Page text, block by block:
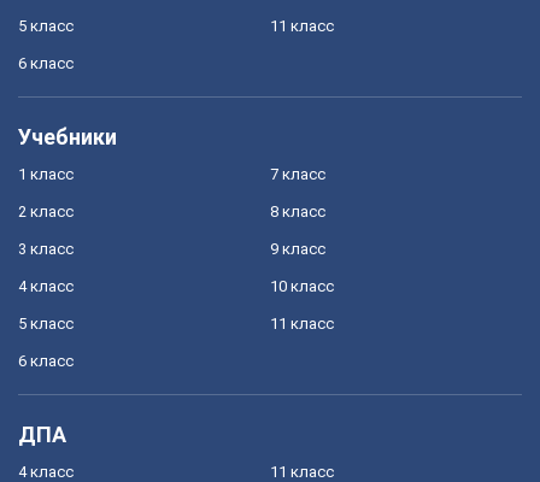
5 класс
6 класс
11 класс
Учебники
1 класс
2 класс
3 класс
4 класс
5 класс
6 класс
7 класс
8 класс
9 класс
10 класс
11 класс
ДПА
4 класс 11 класс